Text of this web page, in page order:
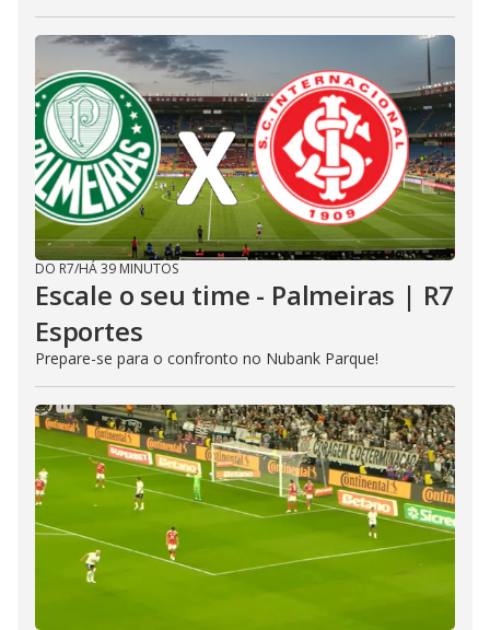
DO R7/HÁ 39 MINUTOS
Escale o seu time - Palmeiras | R7
Esportes
Prepare-se para o confronto no Nubank Parque!